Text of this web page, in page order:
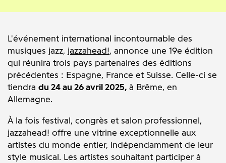
L'événement international incontournable des
musiques jazz, jazzahead!, annonce une 19e édition
qui réunira trois pays partenaires des éditions
précédentes : Espagne, France et Suisse. Celle-ci se
tiendra du 24 au 26 avril 2025, à Brême, en
Allemagne.
À la fois festival, congrès et salon professionnel,
jazzahead! offre une vitrine exceptionnelle aux
artistes du monde entier, indépendamment de leur
style musical. Les artistes souhaitant participer à